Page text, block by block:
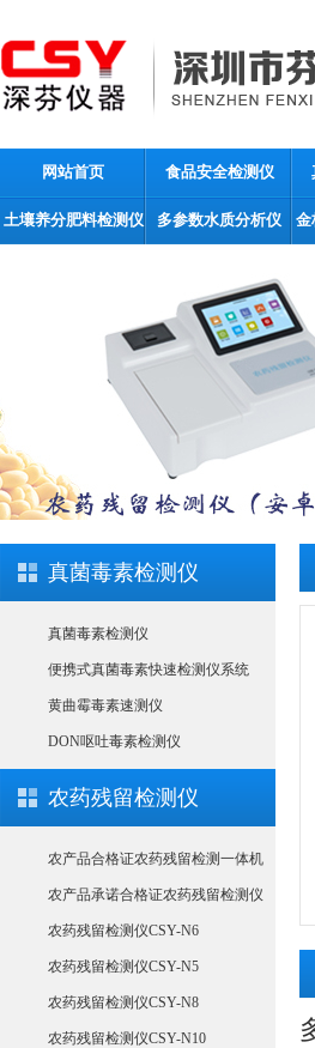
网站首页 食品安全检测仪
土壤养分肥料检测仪 多参数水质分析仪 金
真菌毒素检测仪
真菌毒素检测仪
便携式真菌毒素快速检测仪系统
黄曲霉毒素速测仪
DON呕吐毒素检测仪
农药残留检测仪
农产品合格证农药残留检测一体机
农产品承诺合格证农药残留检测仪
农药残留检测仪CSY-N6
农药残留检测仪CSY-N5
农药残留检测仪CSY-N8
农药残留检测仪CSY-N10